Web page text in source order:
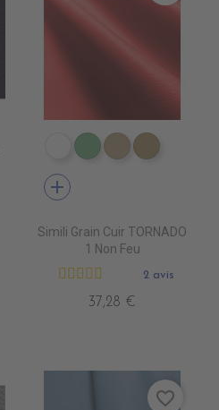
EN3000 NEIGE
EN3010EN3020EN3030
add
Simili Grain Cuir TORNADO
1 Non Feu
2 avis
37,28 €
favorite_border